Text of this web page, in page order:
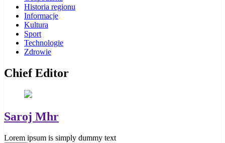
Historia regionu
Informacje
Kultura
Sport
Technologie
Zdrowie
Chief Editor
Saroj Mhr
Lorem ipsum is simply dummy text